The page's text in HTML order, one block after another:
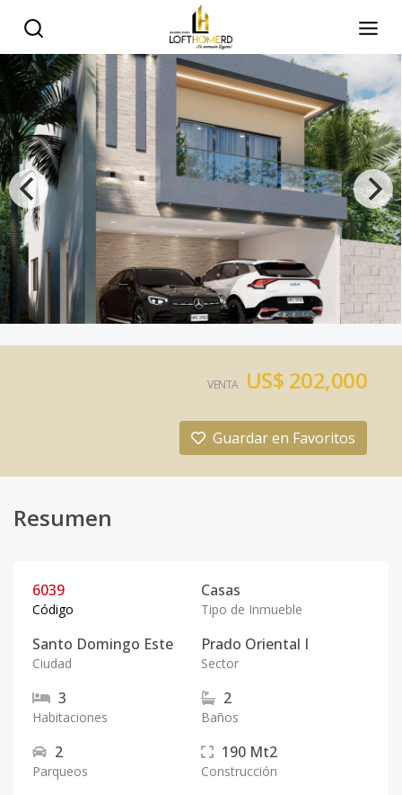
VENTA US$ 202,000
Guardar en Favoritos
Resumen
6039
Código
Casas
Tipo de Inmueble
Santo Domingo Este
Ciudad
Prado Oriental I
Sector
3
Habitaciones
2
Baños
2
Parqueos
190 Mt2
Construcción